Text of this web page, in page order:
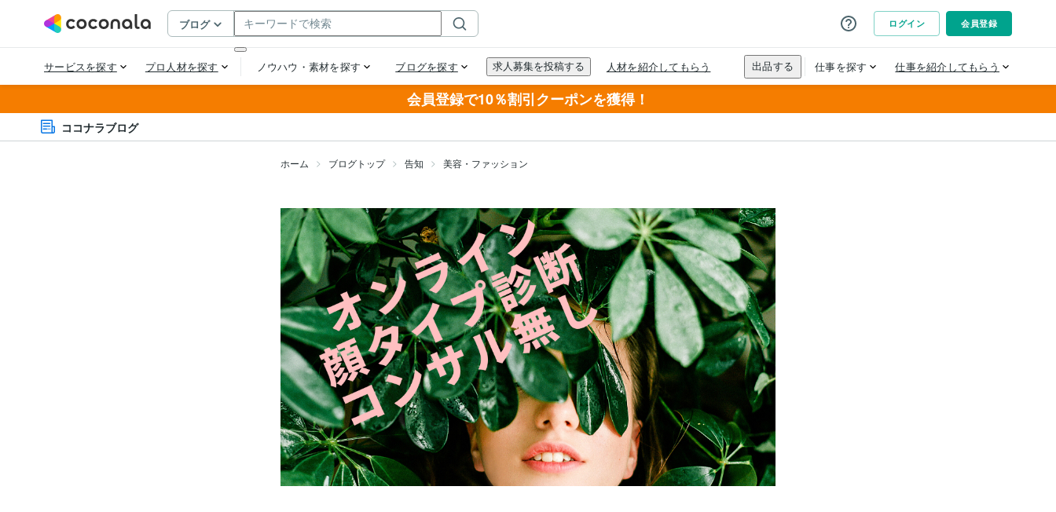
会員登録で10％割引クーポンを獲得！
ココナラブログ
ホーム ブログトップ 告知 美容・ファッション